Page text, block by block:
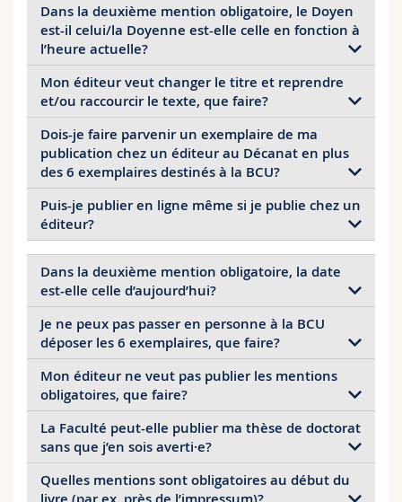
Formation continue
Lettres et sciences humaines
Sciences de l'éducation et de la formation
Sciences et médecine
Interfacultaire
Médias
Chercheurs
Collaborateurs
Doctorants
Plan d'accès
Bibliothèques
Webmail
Programme des cours
MyUnifr
Oui, le Décanat vous envoie les rapports après la
soutenance.
Dans la deuxième mention obligatoire, le Doyen
est-il celui/la Doyenne est-elle celle en fonction à
l’heure actuelle?
Non, il s’agit de la personne en fonction lors de
votre soutenance de thèse.
Mon éditeur veut changer le titre et reprendre
et/ou raccourcir le texte, que faire?
Cela ne pose pas de problème.
Indiquez près de l’impressum ou à un endroit que
vous jugerez adéquat qu’il s’agit de la publication de
la thèse de doctorat dont le titre original est «...». Si
cela ne peut pas être imprimé dans tous les
exemplaires, il est possible de coller une étiquette
avec cette information dans les 6 exemplaires
destinés à la BCU.
Dois-je faire parvenir un exemplaire de ma
publication chez un éditeur au Décanat en plus
des 6 exemplaires destinés à la BCU?
Non.
Puis-je publier en ligne même si je publie chez un
éditeur?
Veuillez vous renseigner auprès de votre éditeur.
Dans la deuxième mention obligatoire, la date
est-elle celle d’aujourd’hui?
Non, il s’agit de la date de votre soutenance de
thèse.
Je ne peux pas passer en personne à la BCU
déposer les 6 exemplaires, que faire?
Vous pouvez les envoyer par poste à l’adresse
indiquée.
Mon éditeur ne veut pas publier les mentions
obligatoires, que faire?
Imprimez les deux mentions obligatoires sur des
étiquettes autocollantes et collez-les près de
l’impressum ou à un endroit que vous jugerez
adéquat au début des 6 exemplaires destinés à la
La Faculté peut-elle publier ma thèse de doctorat
sans que j’en sois averti·e?
Le règlement permet à la Faculté de publier votre
Quelles mentions sont obligatoires au début du